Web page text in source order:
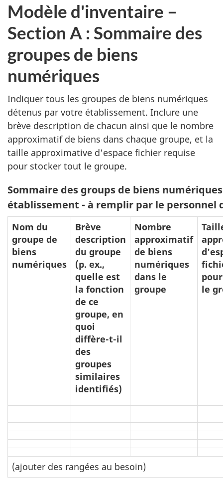
Modèle d'inventaire –
Section A : Sommaire des
groupes de biens
numériques
Indiquer tous les groupes de biens numériques
détenus par votre établissement. Inclure une
brève description de chacun ainsi que le nombre
approximatif de biens dans chaque groupe, et la
taille approximative d'espace fichier requise
pour stocker tout le groupe.
Sommaire des groups de biens
établissement - à remplir par le personnel
Nom du
groupe de
biens
numériques
Brève
description
du groupe
(p. ex.,
quelle est
la fonction
de ce
groupe, en
quoi
diffère-t-il
des
groupes
similaires
identifiés)
Nombre
approximatif
de biens
numériques
dans le
groupe
le
(ajouter des rangées au besoin)